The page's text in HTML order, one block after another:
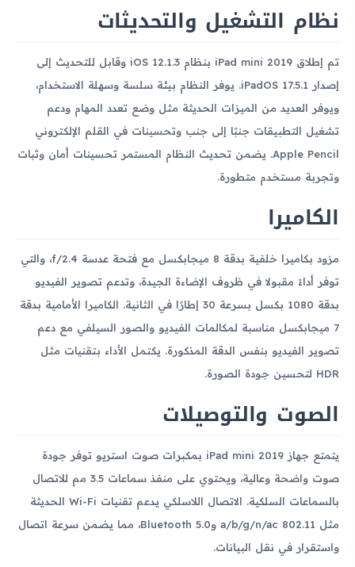
نظام التشغيل والتحديثات
تم إطلاق iPad mini 2019 بنظام iOS 12.1.3 وقابل للتحديث إلى
إصدار iPadOS 17.5.1. يوفر النظام بيئة سلسة وسهلة الاستخدام،
ويوفر العديد من الميزات الحديثة مثل وضع تعدد المهام ودعم
تشغيل التطبيقات جنبًا إلى جنب وتحسينات في القلم الإلكتروني
Apple Pencil. يضمن تحديث النظام المستمر تحسينات أمان وثبات
وتجربة مستخدم متطورة.
الكاميرا
مزود بكاميرا خلفية بدقة 8 ميجابكسل مع فتحة عدسة f/2.4، والتي
توفر أداءً مقبولا في ظروف الإضاءة الجيدة، وتدعم تصوير الفيديو
بدقة 1080 بكسل بسرعة 30 إطارًا في الثانية. الكاميرا الأمامية بدقة
7 ميجابكسل مناسبة لمكالمات الفيديو والصور السيلفي مع دعم
تصوير الفيديو بنفس الدقة المذكورة. يكتمل الأداء بتقنيات مثل
HDR لتحسين جودة الصورة.
الصوت والتوصيلات
يتمتع جهاز iPad mini 2019 بمكبرات صوت استريو توفر جودة
صوت واضحة وعالية، ويحتوي على منفذ سماعات 3.5 مم للاتصال
بالسماعات السلكية. الاتصال اللاسلكي يدعم تقنيات Wi-Fi الحديثة
مثل 802.11 a/b/g/n/ac وBluetooth 5.0، مما يضمن سرعة اتصال
واستقرار في نقل البيانات.